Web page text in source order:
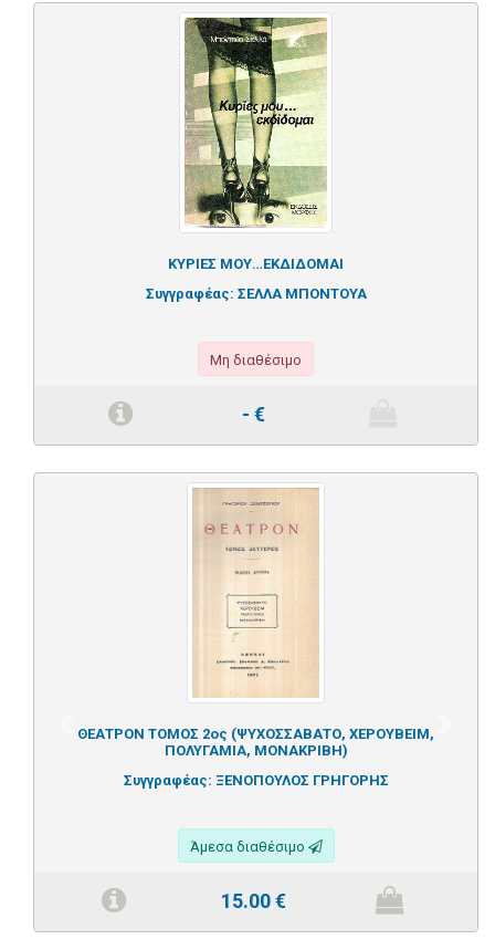
ΚΥΡΙΕΣ ΜΟΥ…ΕΚΔΙΔΟΜΑΙ
Συγγραφέας: ΣΕΛΛΑ ΜΠΟΝΤΟΥΑ
Μη διαθέσιμο
- €
ΘΕΑΤΡΟΝ ΤΟΜΟΣ 2ος (ΨΥΧΟΣΣΑΒΑΤΟ, ΧΕΡΟΥΒΕΙΜ,
ΠΟΛΥΓΑΜΙΑ, ΜΟΝΑΚΡΙΒΗ)
Συγγραφέας: ΞΕΝΟΠΟΥΛΟΣ ΓΡΗΓΟΡΗΣ
Άμεσα διαθέσιμο
15.00€
Previous